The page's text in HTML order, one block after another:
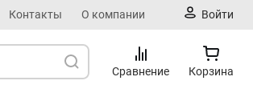
Контакты О компании Войти
Сравнение Корзина